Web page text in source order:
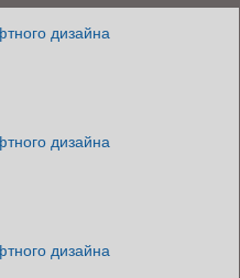
дизайна
дизайна
дизайна